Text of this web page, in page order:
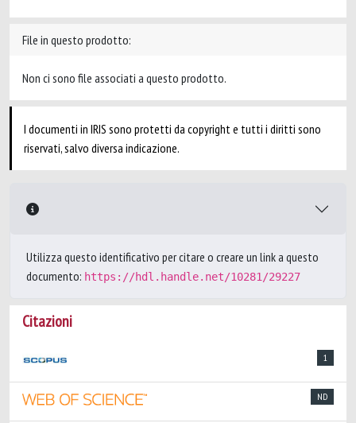
File in questo prodotto:
Non ci sono file associati a questo prodotto.
I documenti in IRIS sono protetti da copyright e tutti i diritti sono
riservati, salvo diversa indicazione.
Utilizza questo identificativo per citare o creare un link a questo
documento: https://hdl.handle.net/10281/29227
Citazioni
1
ND